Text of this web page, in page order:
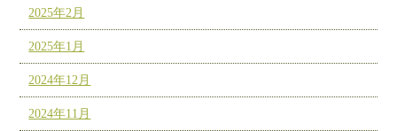
2025年2月
2025年1月
2024年12月
2024年11月